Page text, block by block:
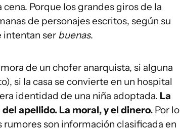
Porque los grandes giros de la
de personajes escritos, según su
intentan ser buenas.
de un chofer anarquista, si alguna
si la casa se convierte en un hospital
identidad de una niña adoptada. La
apellido. La moral, y el dinero. Por lo
rumores son información clasificada en